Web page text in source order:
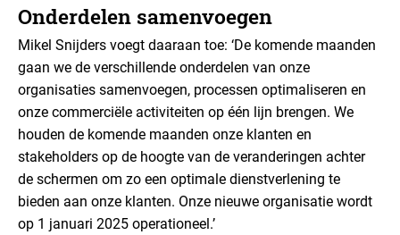
Onderdelen samenvoegen
Mikel Snijders voegt daaraan toe: ‘De komende maanden
gaan we de verschillende onderdelen van onze
organisaties samenvoegen, processen optimaliseren en
onze commerciële activiteiten op één lijn brengen. We
houden de komende maanden onze klanten en
stakeholders op de hoogte van de veranderingen achter
de schermen om zo een optimale dienstverlening te
bieden aan onze klanten. Onze nieuwe organisatie wordt
op 1 januari 2025 operationeel.’